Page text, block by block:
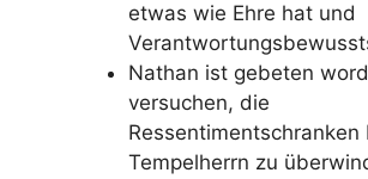
etwas wie Ehre hat und
Nathan ist gebeten
versuchen, die
Ressentimentschranken
Tempelherrn zu